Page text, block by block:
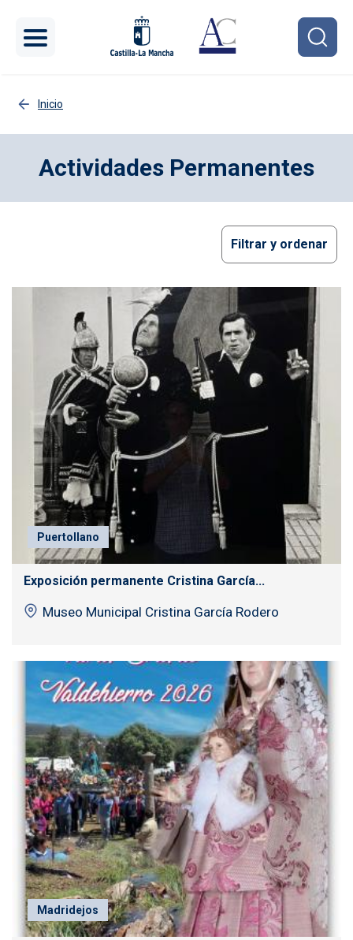
Inicio
Actividades Permanentes
Filtrar y ordenar
Puertollano
Exposición permanente Cristina García...
Museo Municipal Cristina García Rodero
Madridejos